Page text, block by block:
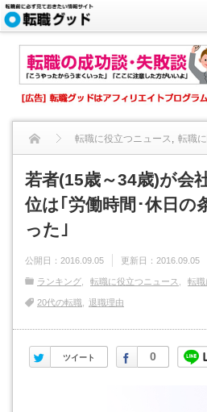
転職に役立つニュース, 転職
若者(15歳～34歳)が会社をやめた理
若者(15歳～34歳)が会
位は｢労働時間･休日の
った｣
公開日： 2016.09.05 更新日： 2016.09.05
ランキング 転職に役立つニュース 転職
20代の転職 退職理由
ツイート
Twitter 0
Facebook